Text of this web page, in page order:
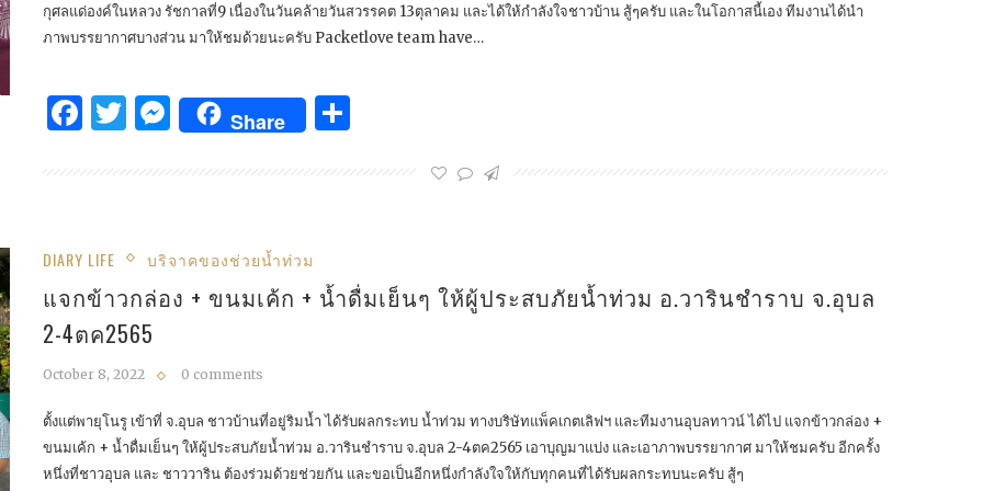
กุศลแด่องค์ในหลวง รัชกาลที่9 เนื่องในวันคล้ายวันสวรรคต 13ตุลาคม และได้ให้กำลังใจชาวบ้าน สู้ๆครับ และในโอกาสนี้เอง ทีมงานได้นำ
ภาพบรรยากาศบางส่วน มาให้ชมด้วยนะครับ Packetlove team have…
Facebook
Twitter
Messenger
Share
DIARY LIFE บริจาคของช่วยน้ำท่วม
แจกข้าวกล่อง + ขนมเค้ก + น้ำดื่มเย็นๆ ให้ผู้ประสบภัยน้ำท่วม อ.วารินชำราบ จ.อุบล
2-4ตค2565
October 8, 2022 0 comments
ตั้งแต่พายุโนรู เข้าที่ จ.อุบล ชาวบ้านที่อยู่ริมน้ำ ได้รับผลกระทบ น้ำท่วม ทางบริษัทแพ็คเกตเลิฟฯ และทีมงานอุบลทาวน์ ได้ไป แจกข้าวกล่อง +
ขนมเค้ก + น้ำดื่มเย็นๆ ให้ผู้ประสบภัยน้ำท่วม อ.วารินชำราบ จ.อุบล 2-4ตค2565 เอาบุญมาแบ่ง และเอาภาพบรรยากาศ มาให้ชมครับ อีกครั้ง
หนึ่งที่ชาวอุบล และ ชาววาริน ต้องร่วมด้วยช่วยกัน และขอเป็นอีกหนึ่งกำลังใจให้กับทุกคนที่ได้รับผลกระทบนะครับ สู้ๆ